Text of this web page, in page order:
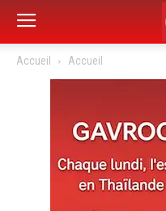
Accueil Accueil